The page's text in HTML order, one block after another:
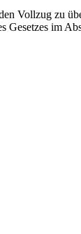
Vollzug zu
im